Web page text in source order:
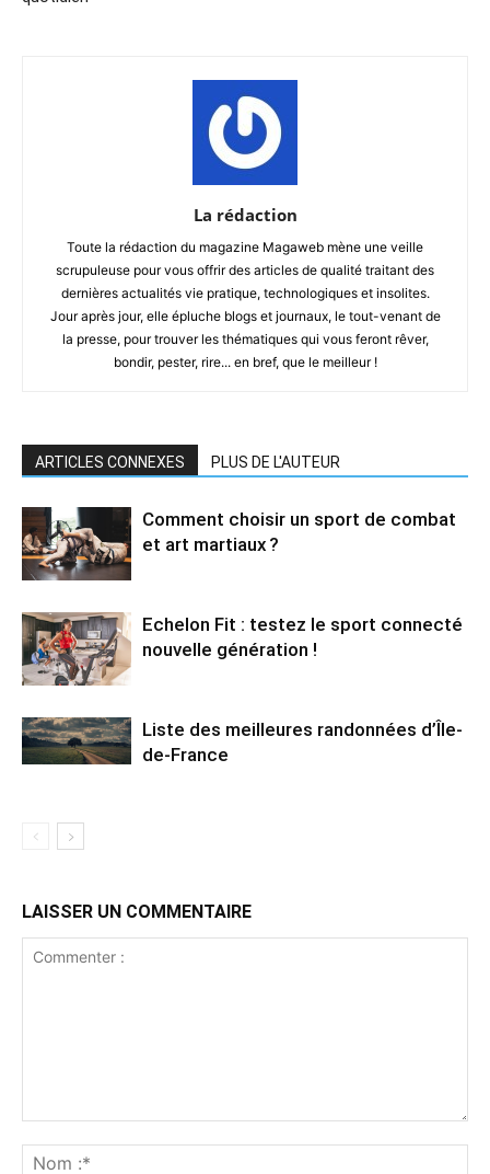
La rédaction
Toute la rédaction du magazine Magaweb mène une veille
scrupuleuse pour vous offrir des articles de qualité traitant des
dernières actualités vie pratique, technologiques et insolites.
Jour après jour, elle épluche blogs et journaux, le tout-venant de
la presse, pour trouver les thématiques qui vous feront rêver,
bondir, pester, rire... en bref, que le meilleur !
ARTICLES CONNEXES PLUS DE L'AUTEUR
Comment choisir un sport de combat
et art martiaux ?
Echelon Fit : testez le sport connecté
nouvelle génération !
Liste des meilleures randonnées d’Île-
de-France
LAISSER UN COMMENTAIRE